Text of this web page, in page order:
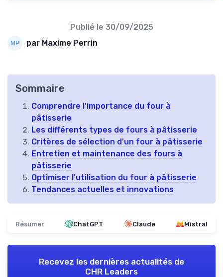
Publié le 30/09/2025
par Maxime Perrin
Sommaire
Comprendre l'importance du four à
pâtisserie
Les différents types de fours à pâtisserie
Critères de sélection d'un four à pâtisserie
Entretien et maintenance des fours à
pâtisserie
Optimiser l'utilisation du four à pâtisserie
Tendances actuelles et innovations
Résumer ChatGPT Claude Mistral
Recevez les dernières actualités de
CHR Leaders